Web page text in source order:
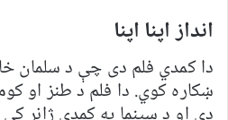
انداز اپنا اپنا
دا کمدي فلم دی چې د سلمان
ښکاره کوي. دا فلم د طنز او